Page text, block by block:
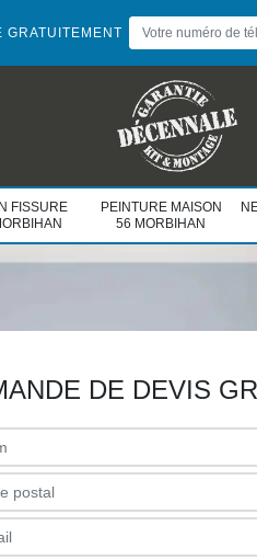
GRATUITEMENT
FISSURE
PEINTURE MAISON
56 MORBIHAN
DE DEVIS